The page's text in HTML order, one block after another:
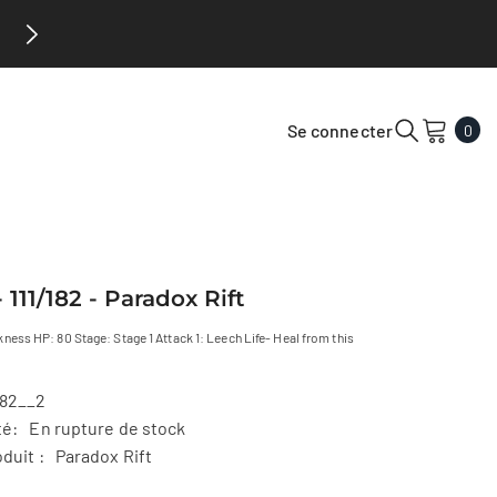
Se connecter 00
182 - Paradox Rift
HP: 80 Stage: Stage 1 Attack 1: Leech Life- Heal from this
En rupture de stock
:
Paradox Rift